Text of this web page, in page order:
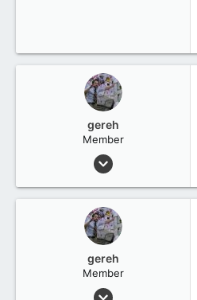
gereh
Member
gereh
Member